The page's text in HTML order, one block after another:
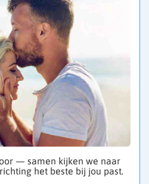
— samen kijken we naar
het beste bij jou past.